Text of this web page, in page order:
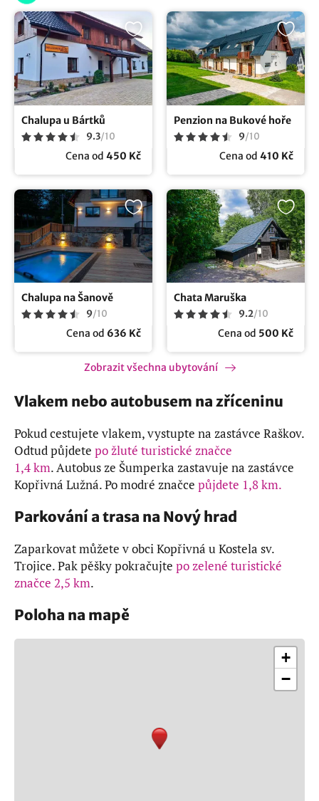
Chalupa u Bártků
9.3/10
Cena od 450 Kč
Penzion na Bukové hoře
9/10
Cena od 410 Kč
Chalupa na Šanově
9/10
Cena od 636 Kč
Chata Maruška
9.2/10
Cena od 500 Kč
Zobrazit všechna ubytování
Vlakem nebo autobusem na zříceninu
Pokud cestujete vlakem, vystupte na zastávce Raškov.
Odtud půjdete po žluté turistické značce
1,4 km. Autobus ze Šumperka zastavuje na zastávce
Kopřivná Lužná. Po modré značce půjdete 1,8 km.
Parkování a trasa na Nový hrad
Zaparkovat můžete v obci Kopřivná u Kostela sv.
Trojice. Pak pěšky pokračujte po zelené turistické
značce 2,5 km.
Poloha na mapě
+
−